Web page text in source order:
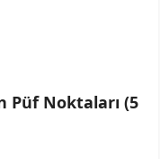
Püf Noktaları (5